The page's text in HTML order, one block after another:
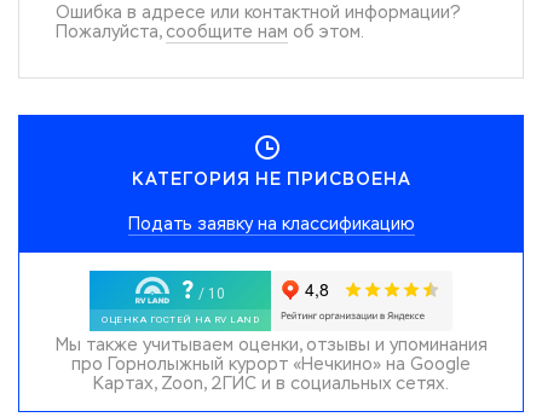
Ошибка в адресе или контактной информации?
Пожалуйста, сообщите нам об этом.
КАТЕГОРИЯ НЕ ПРИСВОЕНА
Подать заявку на классификацию
Мы также учитываем оценки, отзывы и упоминания
про Горнолыжный курорт «Нечкино» на Google
Картах, Zoon, 2ГИС и в социальных сетях.